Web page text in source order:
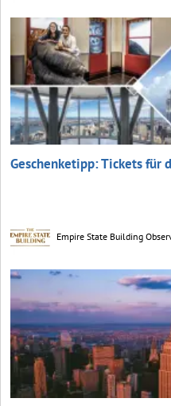
Geschenketipp: Tickets für
Empire State Building